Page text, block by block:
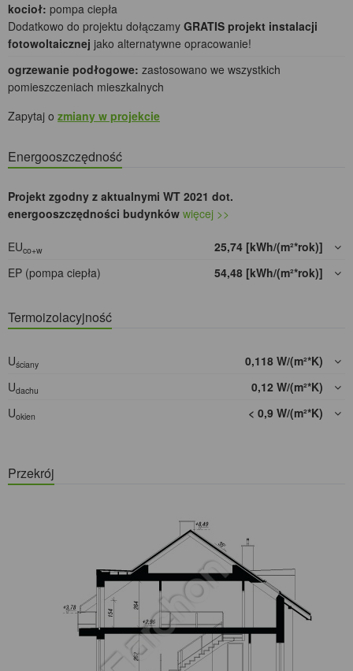
kocioł: pompa ciepła
Dodatkowo do projektu dołączamy GRATIS projekt instalacji
fotowoltaicznej jako alternatywne opracowanie!
ogrzewanie podłogowe: zastosowano we wszystkich
pomieszczeniach mieszkalnych
Zapytaj o zmiany w projekcie
Energooszczędność
Projekt zgodny z aktualnymi WT 2021 dot.
energooszczędności budynków więcej >>
EUco+w
25,74 [kWh/(m²*rok)]
EP (pompa ciepła)
54,48 [kWh/(m²*rok)]
Termoizolacyjność
Uściany
0,118 W/(m²*K)
Udachu
0,12 W/(m²*K)
Uokien < 0,9 W/(m²*K)
Przekrój